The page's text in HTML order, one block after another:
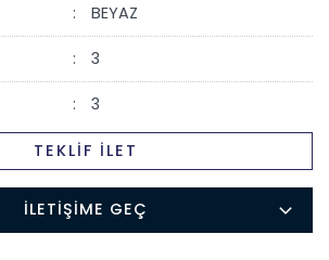
BEYAZ
3
3
TEKLİF İLET
İLETİŞİME GEÇ